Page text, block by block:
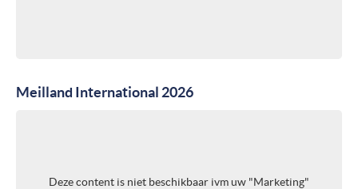
Meilland International 2026
Deze content is niet beschikbaar ivm uw "Marketing"